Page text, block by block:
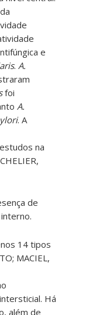
e
. A.
foi
A.
. A
na
de
14 tipos
MACIEL,
Há
além de